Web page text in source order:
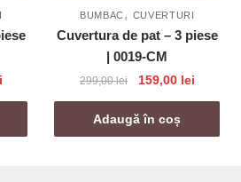
Prețul
curent
159,00 lei.
BUMBAC, CUVERTURI
Cuvertura de pat – 3 piese
| 0019-CM
299,00lei
Prețul
inițial
a
fost:
159,00 leiPrețul
curent
159,00
Adaugă în coș